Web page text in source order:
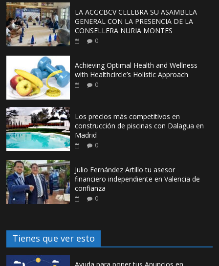
LA ACGCBCV CELEBRA SU ASAMBLEA
GENERAL CON LA PRESENCIA DE LA
CONSELLERA NURIA MONTES
0
Achieving Optimal Health and Wellness
with Healthcircle’s Holistic Approach
0
Los precios más competitivos en
construcción de piscinas con Dalagua en
Madrid
0
Julio Fernández Artillo tu asesor
financiero independiente en Valencia de
confianza
0
Tienes que ver esto
Ayuda para poner tus Anuncios en